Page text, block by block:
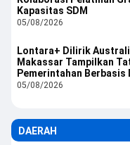
Kapasitas SDM
05/08/2026
Lontara+ Dilirik
Makassar Tampilkan
Pemerintahan Berbasis
05/08/2026
DAERAH